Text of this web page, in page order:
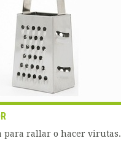
para rallar o hacer virutas.